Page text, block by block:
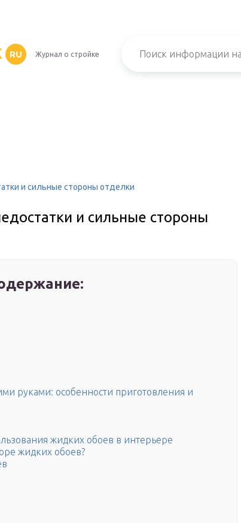
RU Журнал о стройке
и сильные стороны отделки
и сильные стороны
руками: особенности приготовления и
жидких обоев в интерьере
жидких обоев?